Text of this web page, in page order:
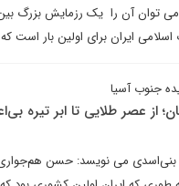
سهند ۲۰۲۵ می توان آن را یک رزمایش
ایران برای اولین بار است
جنوب آسیا
از عصر طلایی تا ابر تیره
می نویسد: حسن‌ هم‌جواری و